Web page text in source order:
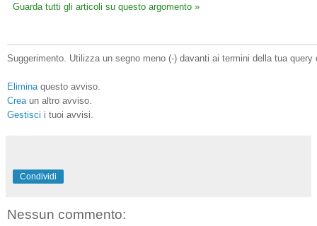
Guarda tutti gli articoli su questo argomento »
Suggerimento. Utilizza un segno meno (-) davanti ai termini della tua query
Elimina questo avviso.
Crea un altro avviso.
Gestisci i tuoi avvisi.
Condividi
Nessun commento: